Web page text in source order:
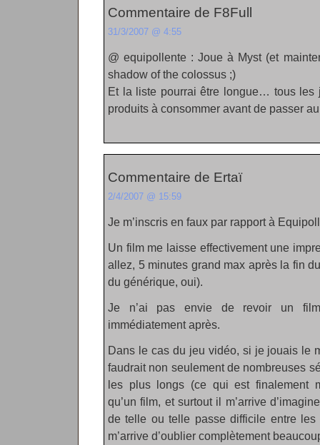
Commentaire de F8Full
31/3/2007 @ 4:55
@ equipollente : Joue à Myst (et
shadow of the colossus ;)
Et la liste pourrai être longue… tous les
produits à consommer avant de passer
Commentaire de Ertaï
2/4/2007 @ 15:59
Je m’inscris en faux par rapport à
Un film me laisse effectivement une
allez, 5 minutes grand max après la fin
du générique, oui).
Je n’ai pas envie de revoir un
immédiatement après.
Dans le cas du jeu vidéo, si je jouais le
faudrait non seulement de nombreuses
les plus longs (ce qui est finalement
qu’un film, et surtout il m’arrive
de telle ou telle passe difficile entre les
m’arrive d’oublier complètement